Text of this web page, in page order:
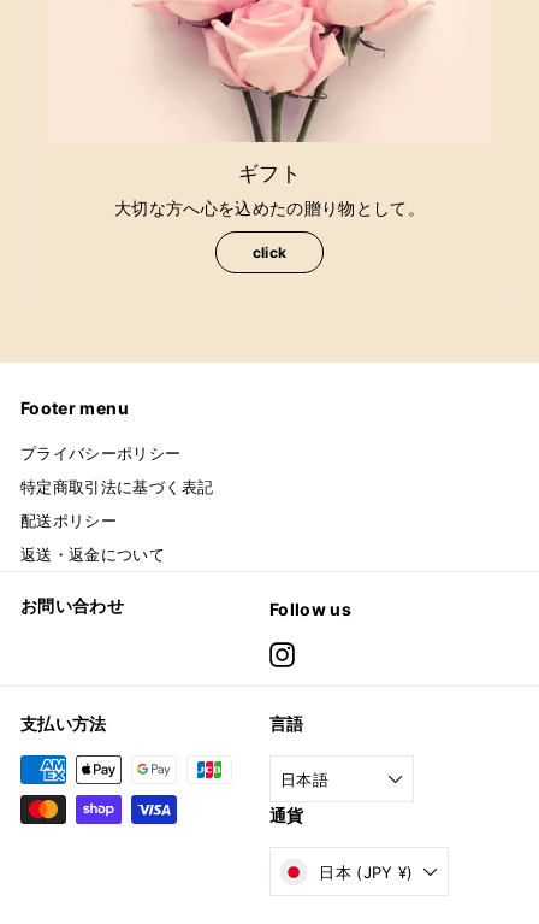
ギフト
大切な方へ心を込めたの贈り物として。
click
Footer menu
プライバシーポリシー
特定商取引法に基づく表記
配送ポリシー
返送・返金について
お問い合わせ Follow us
Instagram
支払い方法 言語
日本語
通貨
日本 (JPY ¥)